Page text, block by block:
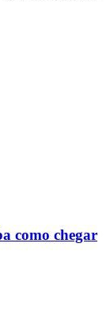
como chegar